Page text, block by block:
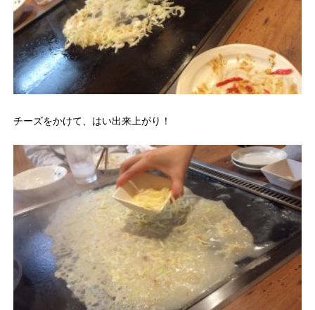
チーズをかけて、はい出来上がり！